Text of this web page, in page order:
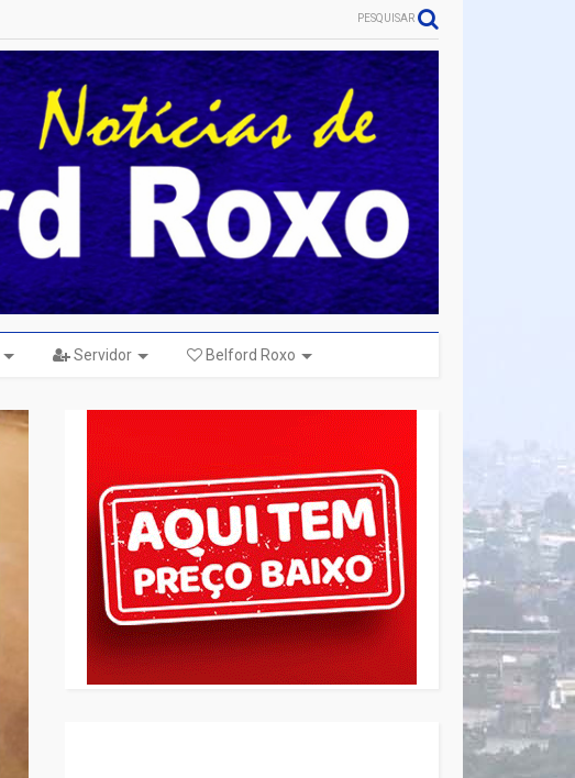
PESQUISAR
Servidor Belford Roxo